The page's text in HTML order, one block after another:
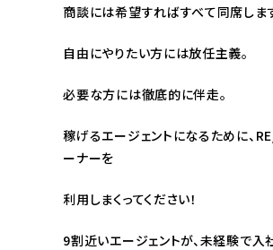
商談には希望すればすべて同席します
自由にやりたい方には放任主義。
必要な方には徹底的に伴走。
稼げるエージェントになるために、
ーナーを
利用しまくってください！
9割近いエージェントが、未経験で入